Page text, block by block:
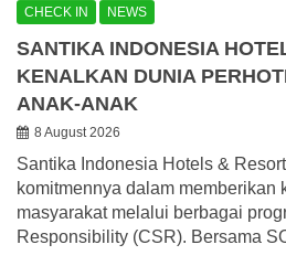
CHECK IN NEWS
SANTIKA INDONESIA
KENALKAN DUNIA
ANAK-ANAK
8 August 2026
Santika Indonesia Hotels &
komitmennya dalam memberikan
masyarakat melalui berbagai
Responsibility (CSR). Bersama